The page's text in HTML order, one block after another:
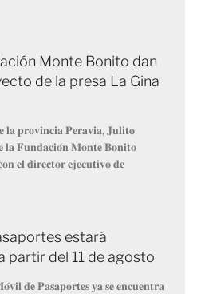
Monte Bonito dan
de la presa La Gina
𝐩𝐫𝐨𝐯𝐢𝐧𝐜𝐢𝐚 𝐏𝐞𝐫𝐚𝐯𝐢𝐚, 𝐉𝐮𝐥𝐢𝐭𝐨
𝐥𝐚 𝐅𝐮𝐧𝐝𝐚𝐜𝐢𝐨́𝐧 𝐌𝐨𝐧𝐭𝐞 𝐁𝐨𝐧𝐢𝐭𝐨
𝐞𝐥 𝐝𝐢𝐫𝐞𝐜𝐭𝐨𝐫 𝐞𝐣𝐞𝐜𝐮𝐭𝐢𝐯𝐨 𝐝𝐞
estará
partir del 11 de agosto
𝐝𝐞 𝐏𝐚𝐬𝐚𝐩𝐨𝐫𝐭𝐞𝐬 𝐲𝐚 𝐬𝐞 𝐞𝐧𝐜𝐮𝐞𝐧𝐭𝐫𝐚